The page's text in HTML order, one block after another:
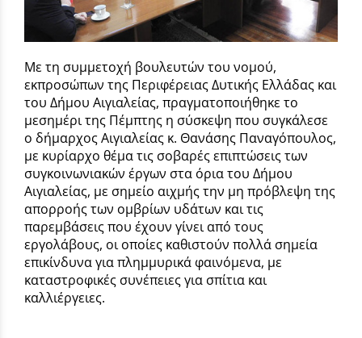
Με τη συμμετοχή βουλευτών του νομού,
εκπροσώπων της Περιφέρειας Δυτικής Ελλάδας και
του Δήμου Αιγιαλείας, πραγματοποιήθηκε το
μεσημέρι της Πέμπτης η σύσκεψη που συγκάλεσε
ο δήμαρχος Αιγιαλείας κ. Θανάσης Παναγόπουλος,
με κυρίαρχο θέμα τις σοβαρές επιπτώσεις των
συγκοινωνιακών έργων στα όρια του Δήμου
Αιγιαλείας, με σημείο αιχμής την μη πρόβλεψη της
απορροής των ομβρίων υδάτων και τις
παρεμβάσεις που έχουν γίνει από τους
εργολάβους, οι οποίες καθιστούν πολλά σημεία
επικίνδυνα για πλημμυρικά φαινόμενα, με
καταστροφικές συνέπειες για σπίτια και
καλλιέργειες.